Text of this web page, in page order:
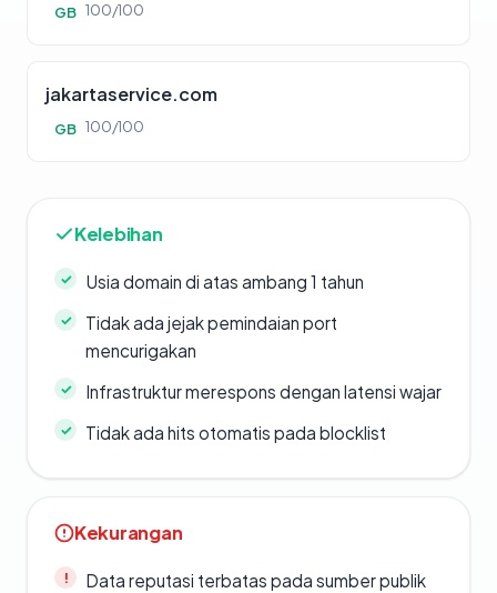
GB 100/100
jakartaservice.com
GB 100/100
Kelebihan
Usia domain di atas ambang 1 tahun
Tidak ada jejak pemindaian port
mencurigakan
Infrastruktur merespons dengan latensi wajar
Tidak ada hits otomatis pada blocklist
Kekurangan
Data reputasi terbatas pada sumber publik